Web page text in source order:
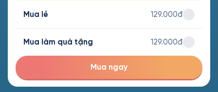
Mua lẻ 129.000đ
Mua làm quà tặng 129.000đ
Mua ngay